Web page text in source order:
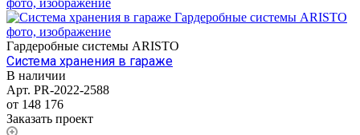
Гардеробные системы ARISTO
Система хранения в гараже
В наличии
Арт. PR-2022-2588
от 148 176
Заказать проект